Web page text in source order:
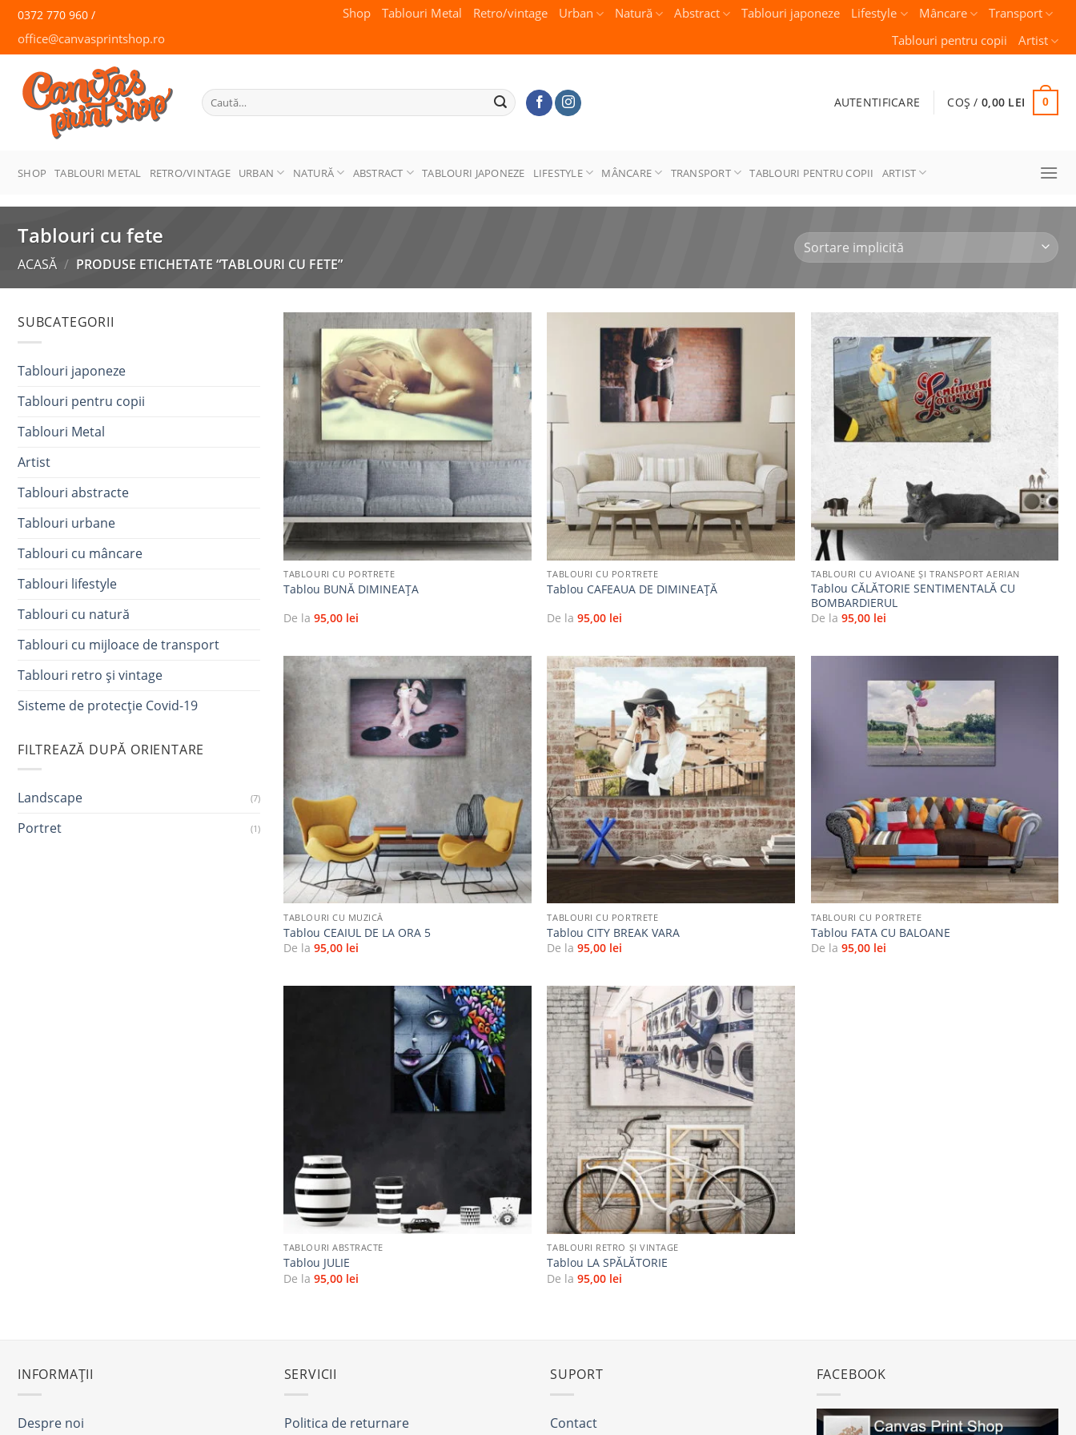
Skip
content
0372 770 960 /
office@canvasprintshop.ro
Shop Tablouri Metal Retro/vintage Urban Natură Abstract Tablouri japoneze Lifestyle Mâncare
Transport
Tablouri pentru copii
Artist
CANVAS
PRINT SHOP
Caută
după:
AUTENTIFICARE COȘ / 0,00 LEI 0
SHOP TABLOURI METAL RETRO/VINTAGE URBAN NATURĂ ABSTRACT TABLOURI JAPONEZE LIFESTYLE MÂNCARE TRANSPORT TABLOURI PENTRU COPII ARTIST
Tablouri cu fete
ACASĂ / PRODUSE ETICHETATE “TABLOURI CU FETE”
SUBCATEGORII
Tablouri japoneze
Tablouri pentru copii
Tablouri Metal
Artist
Tablouri abstracte
Tablouri urbane
Tablouri cu mâncare
Tablouri lifestyle
Tablouri cu natură
Tablouri cu mijloace de transport
Tablouri retro și vintage
Sisteme de protecție Covid-19
FILTREAZĂ DUPĂ ORIENTARE
Landscape (7)
Portret (1)
Adaugă
+
TABLOURI CU PORTRETE
Tablou BUNĂ DIMINEAŢA
De la95,00 lei
favorite
TABLOURI CU PORTRETE
Tablou CAFEAUA DE DIMINEAŢĂ
De la95,00 lei
+
TABLOURI CU AVIOANE ȘI TRANSPORT AERIAN
Tablou CĂLĂTORIE SENTIMENTALĂ CU
BOMBARDIERUL
De la 95,00 lei
Adaugă
favorite
+
TABLOURI CU MUZICĂ
Tablou CEAIUL DE LA ORA 5
De la95,00 lei
Adaugă
la
favorite
TABLOURI CU PORTRETE
Tablou CITY BREAK VARA
De la95,00 lei
+
TABLOURI CU PORTRETE
Tablou FATA CU BALOANE
De la 95,00 lei
Adaugă
la
favorite
+
TABLOURI ABSTRACTE
Tablou JULIE
De la95,00 lei
Adaugă
la
favorite
+
TABLOURI RETRO ȘI VINTAGE
Tablou LA SPĂLĂTORIE
De la95,00 lei
INFORMAȚII
Despre noi
SERVICII
Politica de returnare
SUPORT
Contact
FACEBOOK